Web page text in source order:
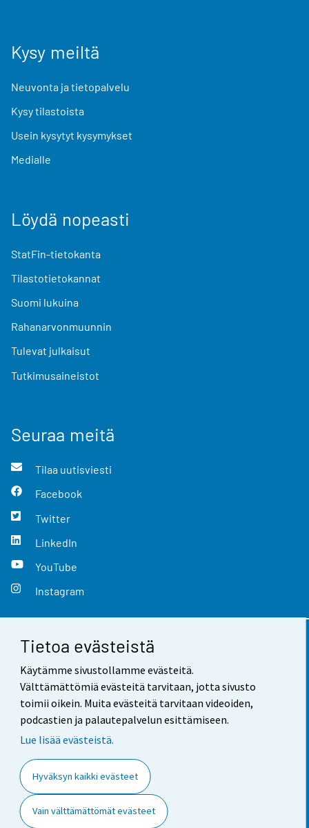
Tietoa evästeistä
Käytämme sivustollamme evästeitä.
Välttämättömiä evästeitä tarvitaan, jotta sivusto
toimii oikein. Muita evästeitä tarvitaan videoiden,
podcastien ja palautepalvelun esittämiseen.
Lue lisää evästeistä.
Hyväksyn kaikki evästeet
Vain välttämättömät evästeet
Kysy meiltä
Neuvonta ja tietopalvelu
Kysy tilastoista
Usein kysytyt kysymykset
Medialle
Löydä nopeasti
StatFin-tietokanta
Tilastotietokannat
Suomi lukuina
Rahanarvonmuunnin
Tulevat julkaisut
Tutkimusaineistot
Seuraa meitä
Tilaa uutisviesti
Facebook
Twitter
LinkedIn
YouTube
Instagram
Yhteystiedot
Palaute
Käyttöehdot
Saavutettavuus
Tietoa sivustosta
Evästeasetukset